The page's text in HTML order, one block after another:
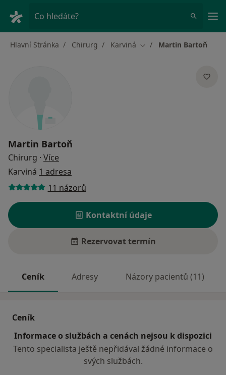
Co hledáte?
Hlavní Stránka Chirurg Karviná Změna města
Martin Bartoň
Martin Bartoň
Chirurg · Více
Karviná 1 adresa
11 názorů
Kontaktní údaje
Rezervovat termín
Ceník Adresy Názory pacientů (11)
Ceník
Informace o službách a cenách nejsou k dispozici
Tento specialista ještě nepřidával žádné informace o
svých službách.